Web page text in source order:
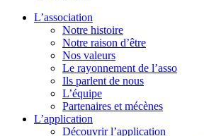
L’association
Notre histoire
Notre raison d’être
Nos valeurs
Le rayonnement de l’asso
Ils parlent de nous
L’équipe
Partenaires et mécènes
L’application
Découvrir l’application